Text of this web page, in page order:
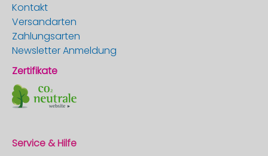
Kontakt
Versandarten
Zahlungsarten
Newsletter Anmeldung
Zertifikate
Service & Hilfe